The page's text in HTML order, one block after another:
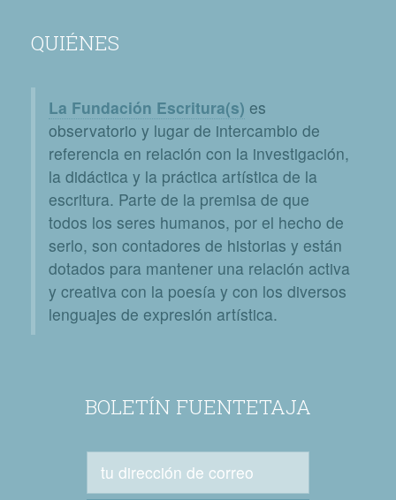
QUIÉNES
La Fundación Escritura(s) es
observatorio y lugar de intercambio de
referencia en relación con la investigación,
la didáctica y la práctica artística de la
escritura. Parte de la premisa de que
todos los seres humanos, por el hecho de
serlo, son contadores de historias y están
dotados para mantener una relación activa
y creativa con la poesía y con los diversos
lenguajes de expresión artística.
BOLETÍN FUENTETAJA